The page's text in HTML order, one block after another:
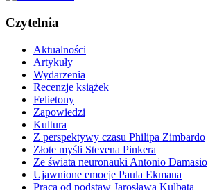
Czytelnia
Aktualności
Artykuły
Wydarzenia
Recenzje książek
Felietony
Zapowiedzi
Kultura
Z perspektywy czasu Philipa Zimbardo
Złote myśli Stevena Pinkera
Ze świata neuronauki Antonio Damasio
Ujawnione emocje Paula Ekmana
Praca od podstaw Jarosława Kulbata